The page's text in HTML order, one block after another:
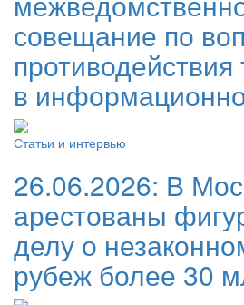
совещание по
в
Статьи и интервью
26.06.2026: В
арестованы
делу о
рубеж более 30